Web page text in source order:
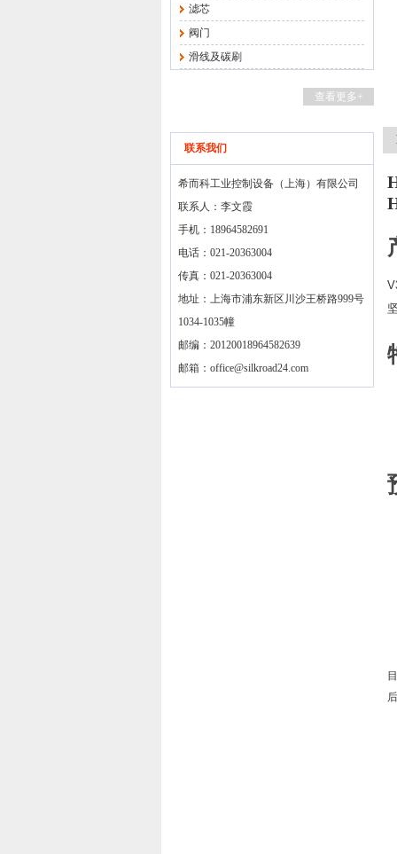
滤芯
阀门
滑线及碳刷
查看更多+
联系我们
希而科工业控制设备（上海）有限公司
联系人：李文霞
手机：18964582691
电话：021-20363004
传真：021-20363004
地址：上海市浦东新区川沙王桥路999号
1034-1035幢
邮编：20120018964582639
邮箱： office@silkroad24.com